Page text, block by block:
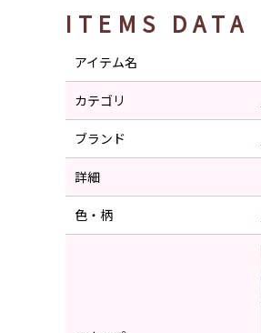
ITEMS DATA
アイテム名
カテゴリ
ブランド
詳細
色・柄